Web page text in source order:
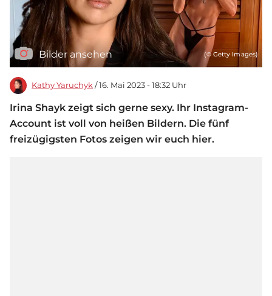
Bilder ansehen (© Getty Images)
Kathy Yaruchyk / 16. Mai 2023 - 18:32 Uhr
Irina Shayk zeigt sich gerne sexy. Ihr Instagram-
Account ist voll von heißen Bildern. Die fünf
freizügigsten Fotos zeigen wir euch hier.